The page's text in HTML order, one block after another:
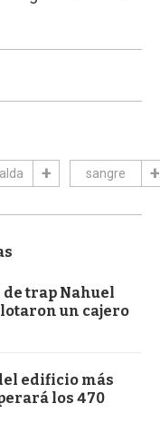
sangre
trap Nahuel
un cajero
edificio más
los 470